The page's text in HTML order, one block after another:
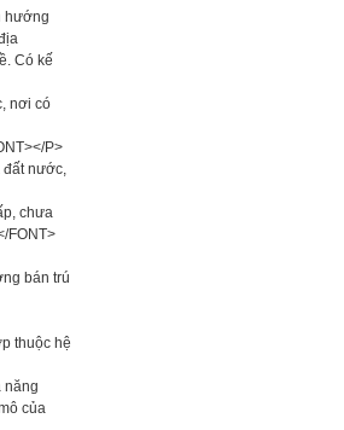
hướng
Có kế
nơi có
P>
đất nước,
chưa
FONT>
bán trú
thuộc hệ
năng
của